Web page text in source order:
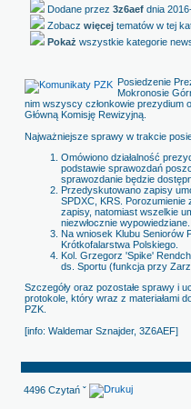
Dodane przez 3z6aef dnia
Zobacz więcej tematów w tej
Pokaż wszystkie kategorie
Posiedzenie
Mokronosie
nim wszyscy członkowie prezydium
Główną Komisję Rewizyjną.
Najważniejsze sprawy w trakcie
Omówiono działalność
podstawie sprawozdań
sprawozdanie będzie
Przedyskutowano zapisy
SPDXC, KRS. Porozumienie
zapisy, natomiast wszelkie
niezwłocznie wypowiedziane.
Na wniosek Klubu Seniorów
Krótkofalarstwa Polskiego.
Kol. Grzegorz 'Spike'
ds. Sportu (funkcja przy
Szczegóły oraz pozostałe sprawy i
protokole, który wraz z materiałami
PZK.
[info: Waldemar Sznajder, 3Z6AEF]
4496 Czytań ˇ